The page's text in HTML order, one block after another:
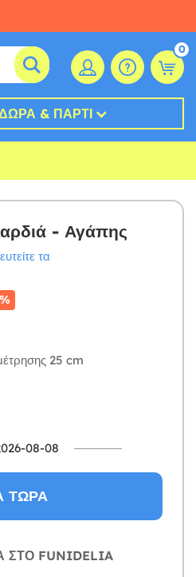
0
& ΠΆΡΤΙ
- Αγάπης
τα
25 cm
08-08
ΤΏΡΑ
ΣΤΟ FUNIDELIA